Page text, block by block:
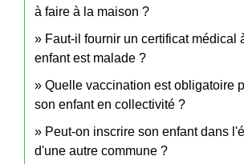
à faire à la maison ?
Faut-il fournir un certificat médical
enfant est malade ?
Quelle vaccination est obligatoire
son enfant en collectivité ?
Peut-on inscrire son enfant dans
d'une autre commune ?